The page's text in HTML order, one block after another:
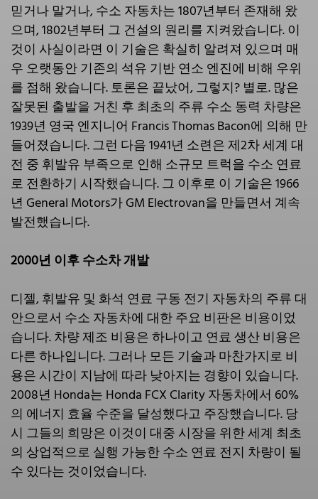
믿거나 말거나, 수소 자동차는 1807년부터 존재해 왔
으며, 1802년부터 그 건설의 원리를 지켜왔습니다. 이
것이 사실이라면 이 기술은 확실히 알려져 있으며 매
우 오랫동안 기존의 석유 기반 연소 엔진에 비해 우위
를 점해 왔습니다. 토론은 끝났어, 그렇지? 별로. 많은
잘못된 출발을 거친 후 최초의 주류 수소 동력 차량은
1939년 영국 엔지니어 Francis Thomas Bacon에 의해 만
들어졌습니다. 그런 다음 1941년 소련은 제2차 세계 대
전 중 휘발유 부족으로 인해 소규모 트럭을 수소 연료
로 전환하기 시작했습니다. 그 이후로 이 기술은 1966
년 General Motors가 GM Electrovan을 만들면서 계속
발전했습니다.
2000년 이후 수소차 개발
디젤, 휘발유 및 화석 연료 구동 전기 자동차의 주류 대
안으로서 수소 자동차에 대한 주요 비판은 비용이었
습니다. 차량 제조 비용은 하나이고 연료 생산 비용은
다른 하나입니다. 그러나 모든 기술과 마찬가지로 비
용은 시간이 지남에 따라 낮아지는 경향이 있습니다.
2008년 Honda는 Honda FCX Clarity 자동차에서 60%
의 에너지 효율 수준을 달성했다고 주장했습니다. 당
시 그들의 희망은 이것이 대중 시장을 위한 세계 최초
의 상업적으로 실행 가능한 수소 연료 전지 차량이 될
수 있다는 것이었습니다.